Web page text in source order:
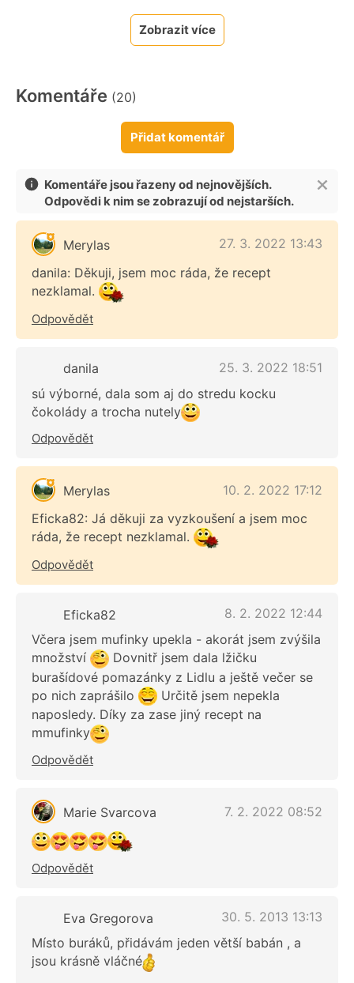
Zobrazit více
Komentáře (20)
Přidat komentář
Komentáře jsou řazeny od nejnovějších.
Odpovědi k nim se zobrazují od nejstarších.
Merylas
27. 3. 2022 13:43
danila: Děkuji, jsem moc ráda, že recept
nezklamal.
Odpovědět
danila
25. 3. 2022 18:51
sú výborné, dala som aj do stredu kocku
čokolády a trocha nutely
Odpovědět
Merylas
10. 2. 2022 17:12
Eficka82: Já děkuji za vyzkoušení a jsem moc
ráda, že recept nezklamal.
Odpovědět
Eficka82
8. 2. 2022 12:44
Včera jsem mufinky upekla - akorát jsem zvýšila
množství
Dovnitř jsem dala lžičku
burašídové pomazánky z Lidlu a ještě večer se
po nich zaprášilo
Určitě jsem nepekla
naposledy. Díky za zase jiný recept na
mmufinky
Odpovědět
Marie Svarcova 7. 2. 2022 08:52
Odpovědět
Eva Gregorova
30. 5. 2013 13:13
Místo buráků, přidávám jeden větší babán , a
jsou krásně vláčné